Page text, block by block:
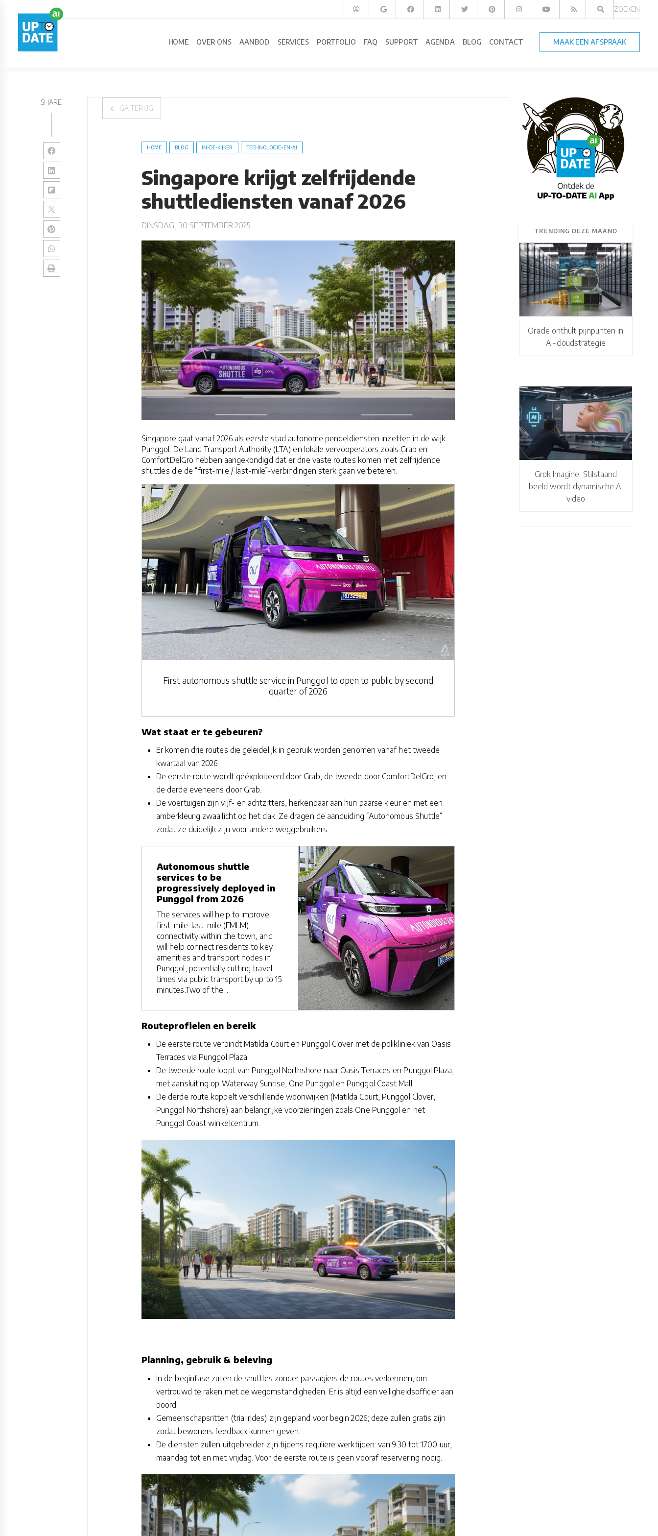
ZOEKEN
HOME OVER ONS AANBOD SERVICES PORTFOLIO FAQ SUPPORT AGENDA BLOG CONTACT MAAK EEN AFSPRAAK
SHARE
GA TERUG
HOME BLOG IN-DE-KIJKER TECHNOLOGIE-EN-AI
Singapore krijgt zelfrijdende
shuttlediensten vanaf 2026
DINSDAG, 30 SEPTEMBER 2025
Singapore gaat vanaf 2026 als eerste stad autonome pendeldiensten inzetten in de wijk
Punggol. De Land Transport Authority (LTA) en lokale vervooperators zoals Grab en
ComfortDelGro hebben aangekondigd dat er drie vaste routes komen met zelfrijdende
shuttles die de “first-mile / last-mile”-verbindingen sterk gaan verbeteren.
First autonomous shuttle service in Punggol to open to public by second
quarter of 2026
Wat staat er te gebeuren?
Er komen drie routes die geleidelijk in gebruik worden genomen vanaf het tweede
kwartaal van 2026.
De eerste route wordt geëxploiteerd door Grab, de tweede door ComfortDelGro, en
de derde eveneens door Grab.
De voertuigen zijn vijf- en achtzitters, herkenbaar aan hun paarse kleur en met een
amberkleurig zwaailicht op het dak. Ze dragen de aanduiding “Autonomous Shuttle”
zodat ze duidelijk zijn voor andere weggebruikers.
Autonomous shuttle
services to be
progressively deployed in
Punggol from 2026
The services will help to improve
first-mile-last-mile (FMLM)
connectivity within the town, and
will help connect residents to key
amenities and transport nodes in
Punggol, potentially cutting travel
times via public transport by up to 15
minutes.Two of the...
Routeprofielen en bereik
De eerste route verbindt Matilda Court en Punggol Clover met de polikliniek van Oasis
Terraces via Punggol Plaza.
De tweede route loopt van Punggol Northshore naar Oasis Terraces en Punggol Plaza,
met aansluiting op Waterway Sunrise, One Punggol en Punggol Coast Mall.
De derde route koppelt verschillende woonwijken (Matilda Court, Punggol Clover,
Punggol Northshore) aan belangrijke voorzieningen zoals One Punggol en het
Punggol Coast winkelcentrum.
Planning, gebruik & beleving
In de beginfase zullen de shuttles zonder passagiers de routes verkennen, om
vertrouwd te raken met de wegomstandigheden. Er is altijd een veiligheidsofficier aan
boord.
Gemeenschapsritten (trial rides) zijn gepland voor begin 2026; deze zullen gratis zijn
zodat bewoners feedback kunnen geven.
De diensten zullen uitgebreider zijn tijdens reguliere werktijden: van 9.30 tot 17.00 uur,
maandag tot en met vrijdag. Voor de eerste route is geen vooraf reservering nodig.
TRENDING DEZE MAAND
Oracle onthult pijnpunten in
AI-cloudstrategie
Grok Imagine: Stilstaand
beeld wordt dynamische AI
video